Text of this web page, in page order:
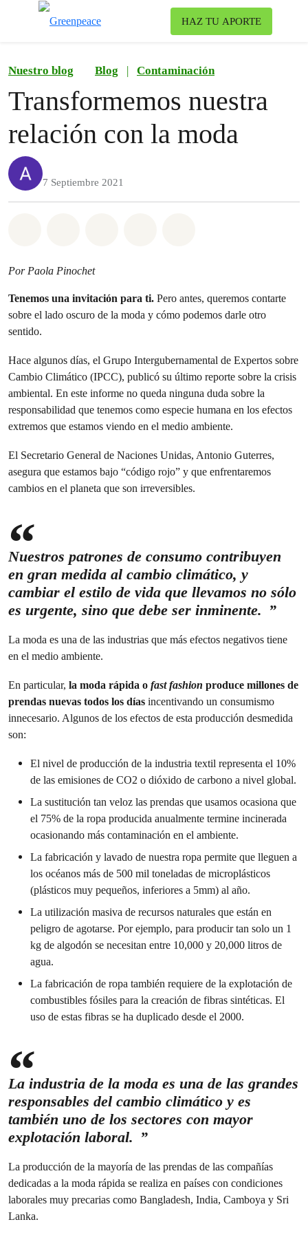
HAZ TU APORTE
Nuestro blog Blog | Contaminación
Transformemos nuestra
relación con la moda
7 Septiembre 2021
Por Paola Pinochet
Tenemos una invitación para ti. Pero antes, queremos contarte
sobre el lado oscuro de la moda y cómo podemos darle otro
sentido.
Hace algunos días, el Grupo Intergubernamental de Expertos sobre
Cambio Climático (IPCC), publicó su último reporte sobre la crisis
ambiental. En este informe no queda ninguna duda sobre la
responsabilidad que tenemos como especie humana en los efectos
extremos que estamos viendo en el medio ambiente.
El Secretario General de Naciones Unidas, Antonio Guterres,
asegura que estamos bajo “código rojo” y que enfrentaremos
cambios en el planeta que son irreversibles.
Nuestros patrones de consumo contribuyen
en gran medida al cambio climático, y
cambiar el estilo de vida que llevamos no sólo
es urgente, sino que debe ser inminente.
La moda es una de las industrias que más efectos negativos tiene
en el medio ambiente.
En particular, la moda rápida o fast fashion produce millones de
prendas nuevas todos los días incentivando un consumismo
innecesario. Algunos de los efectos de esta producción desmedida
son:
El nivel de producción de la industria textil representa el 10%
de las emisiones de CO2 o dióxido de carbono a nivel global.
La sustitución tan veloz las prendas que usamos ocasiona que
el 75% de la ropa producida anualmente termine incinerada
ocasionando más contaminación en el ambiente.
La fabricación y lavado de nuestra ropa permite que lleguen a
los océanos más de 500 mil toneladas de microplásticos
(plásticos muy pequeños, inferiores a 5mm) al año.
La utilización masiva de recursos naturales que están en
peligro de agotarse. Por ejemplo, para producir tan solo un 1
kg de algodón se necesitan entre 10,000 y 20,000 litros de
agua.
La fabricación de ropa también requiere de la explotación de
combustibles fósiles para la creación de fibras sintéticas. El
uso de estas fibras se ha duplicado desde el 2000.
La industria de la moda es una de las grandes
responsables del cambio climático y es
también uno de los sectores con mayor
explotación laboral.
La producción de la mayoría de las prendas de las compañías
dedicadas a la moda rápida se realiza en países con condiciones
laborales muy precarias como Bangladesh, India, Camboya y Sri
Lanka.